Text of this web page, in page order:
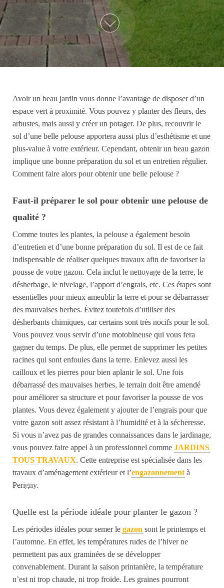
Avoir un beau jardin vous donne l’avantage de disposer d’un
espace vert à proximité. Vous pouvez y planter des fleurs, des
arbustes, mais aussi y créerun potager. De plus, recouvrir le
sol d’une belle pelouse apportera aussi plus d’esthétisme et une
plus-value à votre extérieur. Cependant, obtenir un beau gazon
implique une bonne préparation du sol et un entretien régulier.
Comment faire alors pour obtenir une belle pelouse ?
Faut-il préparer le sol pour obtenir une pelouse de
qualité ?
Comme toutes les plantes, la pelouse a également besoin
d’entretien et d’une bonne préparation du sol. Il est de ce fait
indispensable de réaliserquelques travaux afin de favoriser la
pousse de votre gazon. Cela inclut le nettoyage de la terre, le
désherbage, le nivelage, l’apport d’engrais, etc. Ces étapes sont
essentielles pour mieux ameublir la terre et pour se débarrasser
des mauvaises herbes. Évitez toutefois d’utiliser des
désherbants chimiques, car certains sont très nocifs pour le sol.
Vous pouvez vous servir d’une motobineuse qui vous fera
gagner du temps. De plus, elle permet de supprimer les petites
racines qui sont enfouies dans la terre. Enlevez aussi les
cailloux et les pierres pourbien aplanir le sol. Une fois
débarrassé des mauvaises herbes, le terrain doit être amendé
pouraméliorer sa structure et pourfavoriser la pousse de vos
plantes. Vous devez également y ajouter de l’engrais pour que
votre gazon soit assez résistant à l’humidité et à la sécheresse.
Si vous n’avez pas de grandes connaissances dans le jardinage,
vous pouvez faire appel à un professionnel comme JARDINS
TOUS TRAVAUX. Cette entreprise est spécialisée dans les
travaux d’aménagement extérieur et l’engazonnement à
Perigny.
Quelle est la période idéale pour planter le gazon ?
Les périodes idéales pour semer le gazon sont le printemps et
l’automne. En effet, les températures rudes de l’hiver ne
permettent pas aux graminées de se développer
convenablement. Durant la saison printanière, la température
n’est ni trop chaude, ni trop froide. Les graines pourront